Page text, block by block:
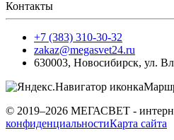
Контакты
+7 (383) 310-30-32
zakaz@megasvet24.ru
630003, Новосибирск, ул.
© 2019–2026 МЕГАСВЕТ -
конфиденциальностиКарта сайта